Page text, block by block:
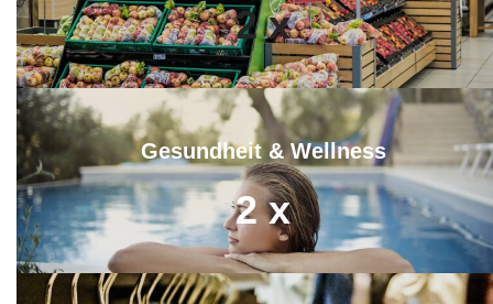
2 x
Gesundheit & Wellness
2 x